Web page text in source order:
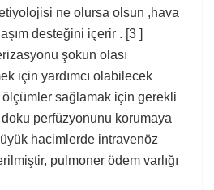
ne olursa olsun ,hava
desteğini içerir . [3 ]
şokun olası
için yardımcı olabilecek
sağlamak için gerekli
perfüzyonunu korumaya
hacimlerde intravenöz
pulmoner ödem varlığı